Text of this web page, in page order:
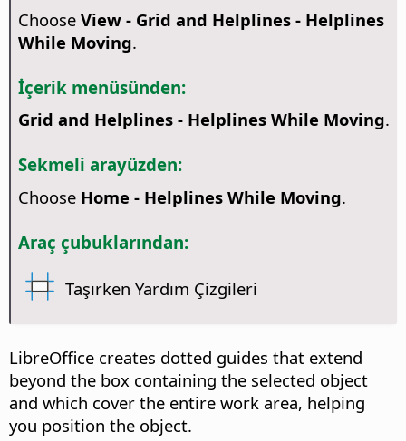
Choose View - Grid and Helplines - Helplines
While Moving.
İçerik menüsünden:
Grid and Helplines - Helplines While Moving.
Sekmeli arayüzden:
Choose Home - Helplines While Moving.
Araç çubuklarından:
Taşırken Yardım Çizgileri
LibreOffice creates dotted guides that extend
beyond the box containing the selected object
and which cover the entire work area, helping
you position the object.